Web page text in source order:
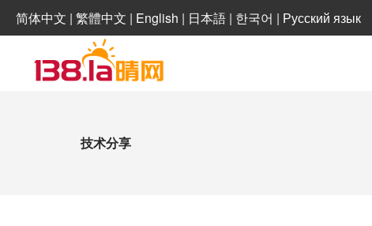
简体中文 | 繁體中文 | English | 日本語 | 한국어 | Русский язык
技术分享